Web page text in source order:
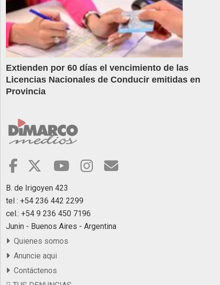
Extienden por 60 días el vencimiento de las
Licencias Nacionales de Conducir emitidas en
Provincia
B. de Irigoyen 423
tel : +54 236 442 2299
cel.: +54 9 236 450 7196
Junin - Buenos Aires - Argentina
Quienes somos
Anuncie aqui
Contáctenos